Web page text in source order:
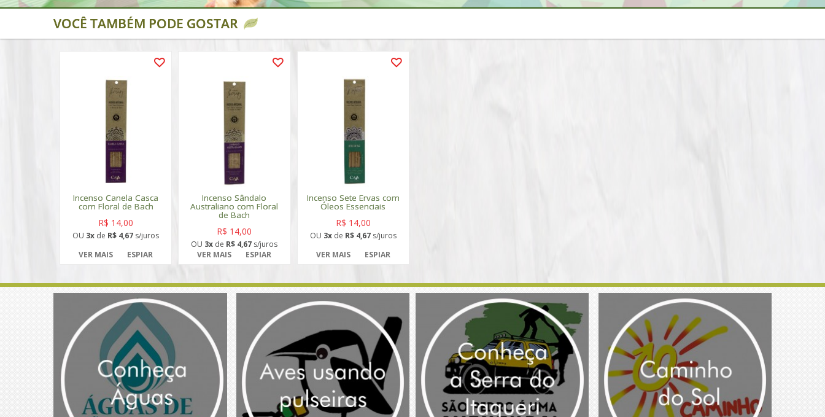
VOCÊ TAMBÉM PODE GOSTAR
Incenso Canela Casca
com Floral de Bach
R$ 14,00
OU 3x de R$ 4,67 s/juros
VER MAIS
ESPIAR
Incenso Sândalo
Australiano com Floral
de Bach
R$ 14,00
OU 3x de R$ 4,67 s/juros
VER MAIS
ESPIAR
Incenso Sete Ervas com
Óleos Essenciais
R$ 14,00
OU 3xde R$ 4,67s/juros
VER MAIS
ESPIAR